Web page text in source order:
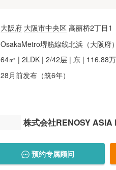
大阪府 大阪市中央区 高丽桥2丁目1
OsakaMetro堺筋線线北浜（大阪府
64㎡ | 2LDK | 2/42层 | 东 | 116.88
28月前发布（筑6年）
株式会社RENOSY ASIA
预约专属顾问